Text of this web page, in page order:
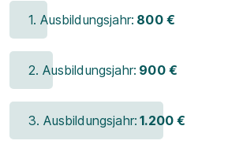
1. Ausbildungsjahr: 800 €
2. Ausbildungsjahr: 900 €
3. Ausbildungsjahr: 1.200 €